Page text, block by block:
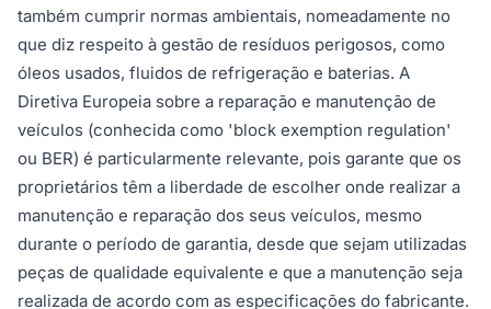
também cumprir normas ambientais, nomeadamente no
que diz respeito à gestão de resíduos perigosos, como
óleos usados, fluidos de refrigeração e baterias. A
Diretiva Europeia sobre a reparação e manutenção de
veículos (conhecida como 'block exemption regulation'
ou BER) é particularmente relevante, pois garante que os
proprietários têm a liberdade de escolher onde realizar a
manutenção e reparação dos seus veículos, mesmo
durante o período de garantia, desde que sejam utilizadas
peças de qualidade equivalente e que a manutenção seja
realizada de acordo com as especificações do fabricante.